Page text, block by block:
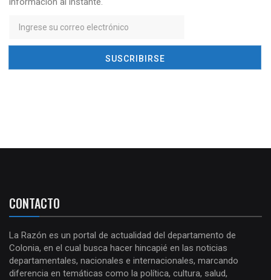
CONTACTO
La Razón es un portal de actualidad del departamento de
Colonia, en el cual busca hacer hincapié en las noticias
departamentales, nacionales e internacionales, marcando
diferencia en temáticas como la política, cultura, salud,